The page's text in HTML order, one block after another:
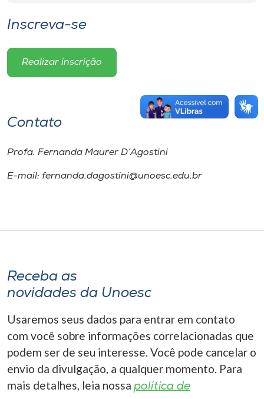
Inscreva-se
Realizar inscrição
Contato
Profa. Fernanda Maurer D´Agostini
E-mail: fernanda.dagostini@unoesc.edu.br
Receba as
novidades da Unoesc
Usaremos seus dados para entrar em contato
com você sobre informações correlacionadas que
podem ser de seu interesse. Você pode cancelar o
envio da divulgação, a qualquer momento. Para
mais detalhes, leia nossa política de